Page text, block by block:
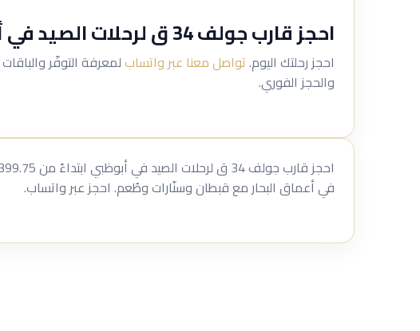
احجز قارب جولف 34 ق لرحلات الصيد في أبوظبي
احجز رحلتك اليوم.تواصل معنا عبر واتسابلمعرفة التوفّر
والحجز الفوري.
في أعماق البحار مع قبطان وسنّارات وطُعم. احجز عبر واتساب.